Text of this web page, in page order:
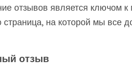
отзывов является ключом
страница, на которой мы все
отзыв